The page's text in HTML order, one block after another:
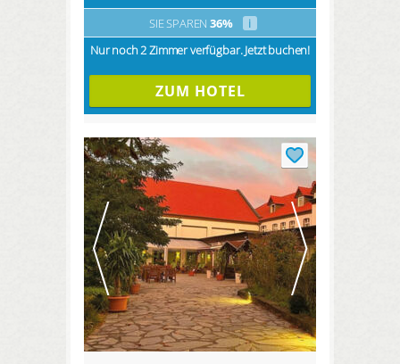
SIE SPAREN 36%
i
Nur noch 2 Zimmer verfügbar. Jetzt buchen!
ZUM HOTEL